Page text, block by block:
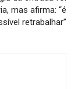
mas afirma: “é
retrabalhar”